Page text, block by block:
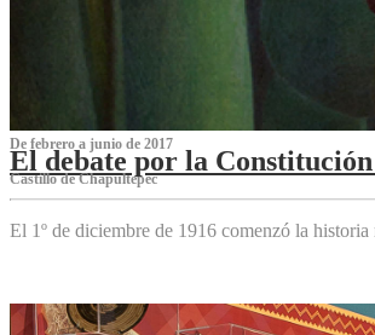
De febrero a junio de 2017
El debate por la
Castillo de Chapultepec
El 1º de diciembre de 1916 comenzó la